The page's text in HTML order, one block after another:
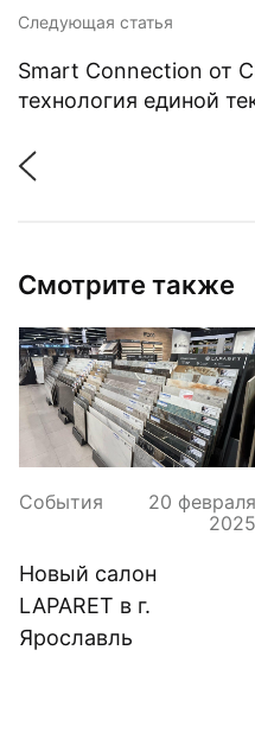
Следующая статья
Smart Connection от
технология единой
Смотрите также
События
20 февраля
2025
Новый салон
LAPARET в г.
Ярославль